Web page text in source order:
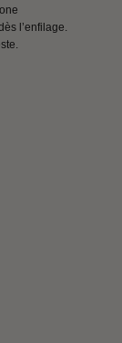
l’enfilage.